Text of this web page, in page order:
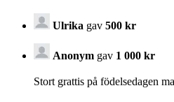
Ulrika gav 500 kr
Anonym gav 1 000 kr
Stort grattis på födelsedagen